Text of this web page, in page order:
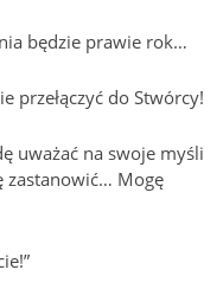
będzie prawie rok…
przełączyć do Stwórcy!
uważać na swoje myśli
zastanowić… Mogę